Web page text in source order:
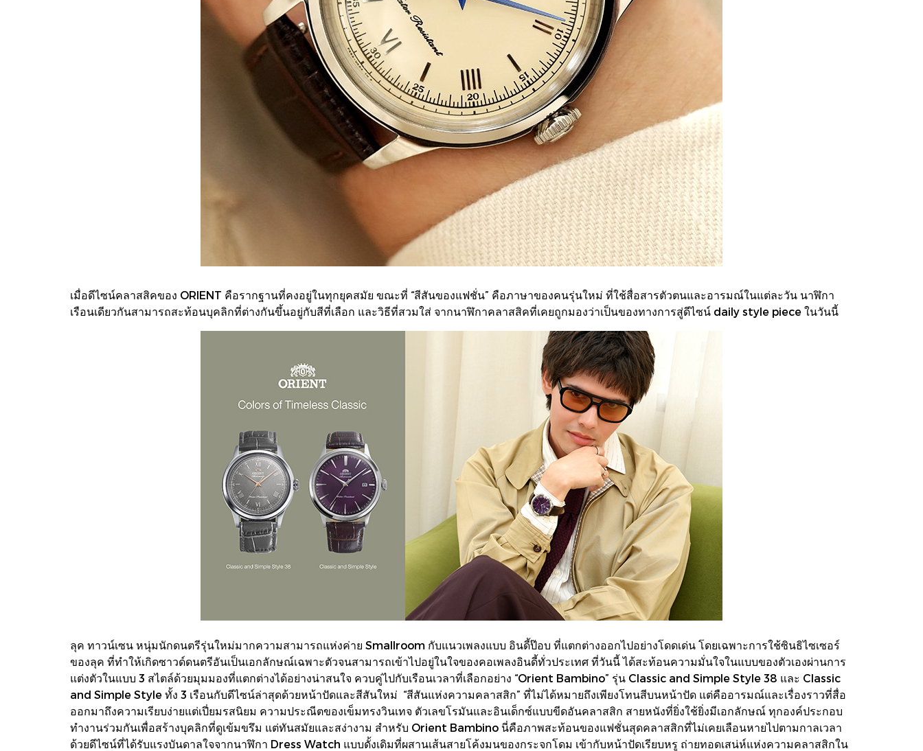
เมื่อดีไซน์คลาสสิคของ ORIENT คือรากฐานที่คงอยู่ในทุกยุคสมัย ขณะที่ “สีสันของแฟชั่น” คือภาษาของคนรุ่นใหม่ ที่ใช้สื่อสารตัวตนและอารมณ์ในแต่ละวัน นาฬิกา
เรือนเดียวกันสามารถสะท้อนบุคลิกที่ต่างกันขึ้นอยู่กับสีที่เลือก และวิธีที่สวมใส่ จากนาฬิกาคลาสสิคที่เคยถูกมองว่าเป็นของทางการสู่ดีไซน์ daily style piece ในวันนี้
ลุค ทาวน์เซน หนุ่มนักดนตรีรุ่นใหม่มากความสามารถแห่งค่าย Smallroom กับแนวเพลงแบบ อินดี้ป๊อบ ที่แตกต่างออกไปอย่างโดดเด่น โดยเฉพาะการใช้ซินธิไซเซอร์
ของลุค ที่ทำให้เกิดซาวด์ดนตรีอันเป็นเอกลักษณ์เฉพาะตัวจนสามารถเข้าไปอยู่ในใจของคอเพลงอินดี้ทั่วประเทศ ที่วันนี้ ได้สะท้อนความมั่นใจในแบบของตัวเองผ่านการ
แต่งตัวในแบบ 3 สไตล์ด้วยมุมมองที่แตกต่างได้อย่างน่าสนใจ ควบคู่ไปกับเรือนเวลาที่เลือกอย่าง “Orient Bambino” รุ่น Classic and Simple Style 38 และ Classic
and Simple Style ทั้ง 3 เรือนกับดีไซน์ล่าสุดด้วยหน้าปัดและสีสันใหม่ “สีสันแห่งความคลาสสิก” ที่ไม่ได้หมายถึงเพียงโทนสีบนหน้าปัด แต่คืออารมณ์และเรื่องราวที่สื่อ
ออกมาถึงความเรียบง่ายแต่เปี่ยมรสนิยม ความประณีตของเข็มทรงวินเทจ ตัวเลขโรมันและอินเด็กซ์แบบขีดอันคลาสสิก สายหนังที่ยิ่งใช้ยิ่งมีเอกลักษณ์ ทุกองค์ประกอบ
ทำงานร่วมกันเพื่อสร้างบุคลิกที่ดูเข้มขรึม แต่ทันสมัยและสง่างาม สำหรับ Orient Bambino นี่คือภาพสะท้อนของแฟชั่นสุดคลาสสิกที่ไม่เคยเลือนหายไปตามกาลเวลา
ด้วยดีไซน์ที่ได้รับแรงบันดาลใจจากนาฬิกา Dress Watch แบบดั้งเดิมที่ผสานเส้นสายโค้งมนของกระจกโดม เข้ากับหน้าปัดเรียบหรู ถ่ายทอดเสน่ห์แห่งความคลาสสิกใน